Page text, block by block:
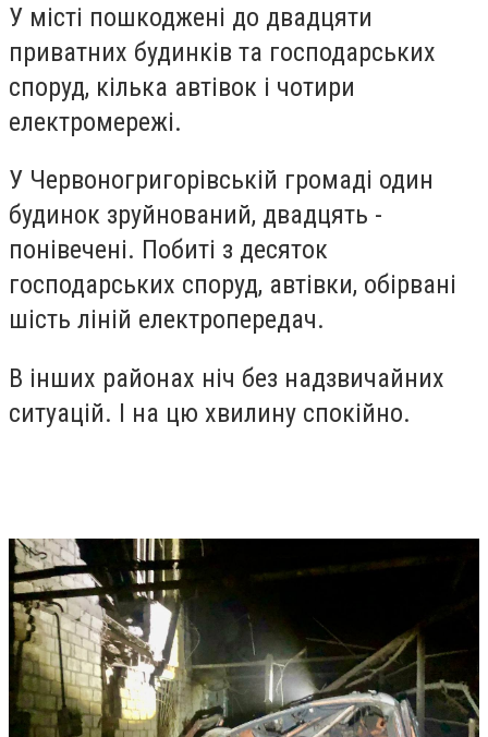
У місті пошкоджені до двадцяти
приватних будинків та господарських
споруд, кілька автівок і чотири
електромережі.
У Червоногригорівській громаді один
будинок зруйнований, двадцять -
понівечені. Побиті з десяток
господарських споруд, автівки, обірвані
шість ліній електропередач.
В інших районах ніч без надзвичайних
ситуацій. І на цю хвилину спокійно.